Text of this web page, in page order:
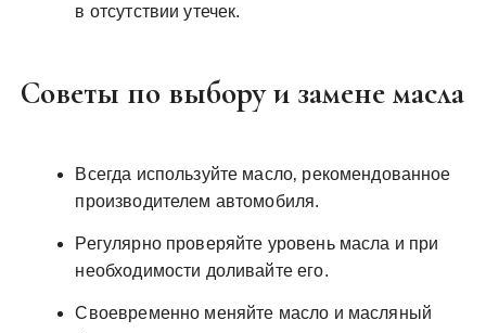
в отсутствии утечек.
Советы по выбору и замене масла
Всегда используйте масло‚ рекомендованное
производителем автомобиля.
Регулярно проверяйте уровень масла и при
необходимости доливайте его.
Своевременно меняйте масло и масляный